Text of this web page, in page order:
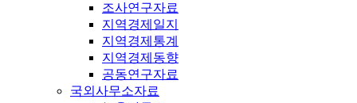
조사연구자료
지역경제일지
지역경제통계
지역경제동향
공동연구자료
국외사무소자료